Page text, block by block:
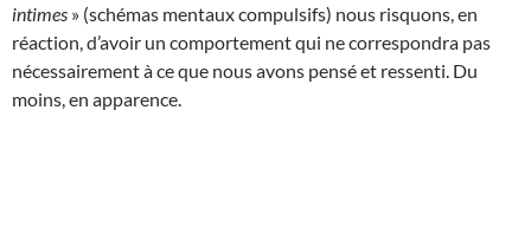
intimes » (schémas mentaux compulsifs) nous risquons, en
réaction, d’avoir un comportement qui ne correspondra pas
nécessairement à ce que nous avons pensé et ressenti. Du
moins, en apparence.